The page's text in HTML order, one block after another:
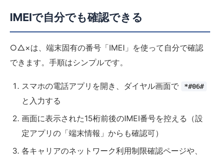
IMEIで自分でも確認できる
○△×は、端末固有の番号「IMEI」を使って自分で確認
できます。手順はシンプルです。
スマホの電話アプリを開き、ダイヤル画面で *#06#
と入力する
画面に表示された15桁前後のIMEI番号を控える（設
定アプリの「端末情報」からも確認可）
各キャリアのネットワーク利用制限確認ページや、